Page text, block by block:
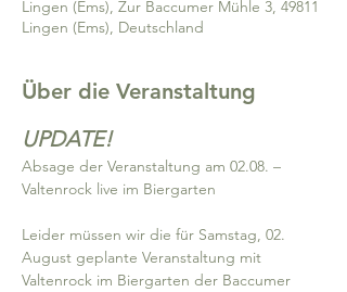
Lingen (Ems), Zur Baccumer Mühle 3, 49811
Lingen (Ems), Deutschland
Über die Veranstaltung
UPDATE!
Absage der Veranstaltung am 02.08. –
Valtenrock live im Biergarten
Leider müssen wir die für Samstag, 02.
August geplante Veranstaltung mit
Valtenrock im Biergarten der Baccumer